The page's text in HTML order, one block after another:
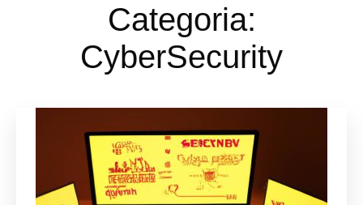
Categoria:
CyberSecurity